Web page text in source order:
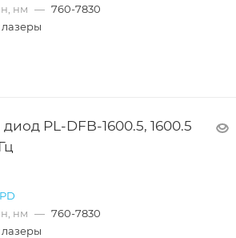
нм — 760-7830
лазеры
PL-DFB-1600.5, 1600.5
нм — 760-7830
лазеры